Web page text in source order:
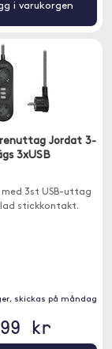
i varukorgen
Jordat 3-
3xUSB
3st USB-uttag
stickkontakt.
skickas på måndag
kr